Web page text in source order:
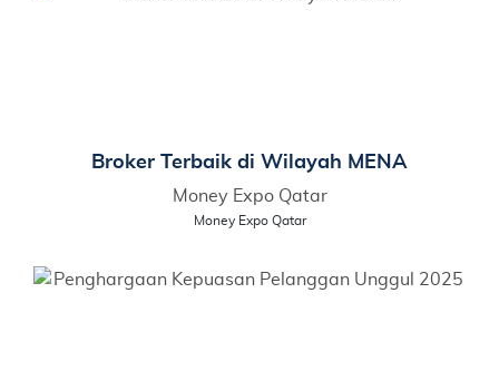
Broker Terbaik di Wilayah MENA
Money Expo Qatar
Money Expo Qatar